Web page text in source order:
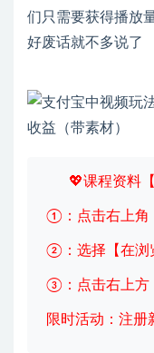
们只需要获得播放
好废话就不多说了
💖课程资料
①：点击右上角
②：选择【在浏
③：点击右
限时活动：注册